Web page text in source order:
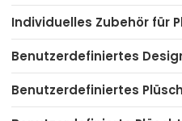
Individuelles Zubehör für
Benutzerdefiniertes
Benutzerdefiniertes